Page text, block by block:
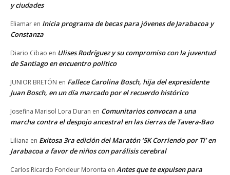
y ciudades
Eliamar en Inicia programa de becas para jóvenes de Jarabacoa y
Constanza
Diario Cibao en Ulises Rodríguez y su compromiso con la juventud
de Santiago en encuentro político
JUNIOR BRETÓN en Fallece Carolina Bosch, hija del expresidente
Juan Bosch, en un día marcado por el recuerdo histórico
Josefina Marisol Lora Duran en Comunitarios convocan a una
marcha contra el despojo ancestral en las tierras de Tavera-Bao
Liliana en Exitosa 3ra edición del Maratón ‘5K Corriendo por Ti’ en
Jarabacoa a favor de niños con parálisis cerebral
Carlos Ricardo Fondeur Moronta en Antes que te expulsen para